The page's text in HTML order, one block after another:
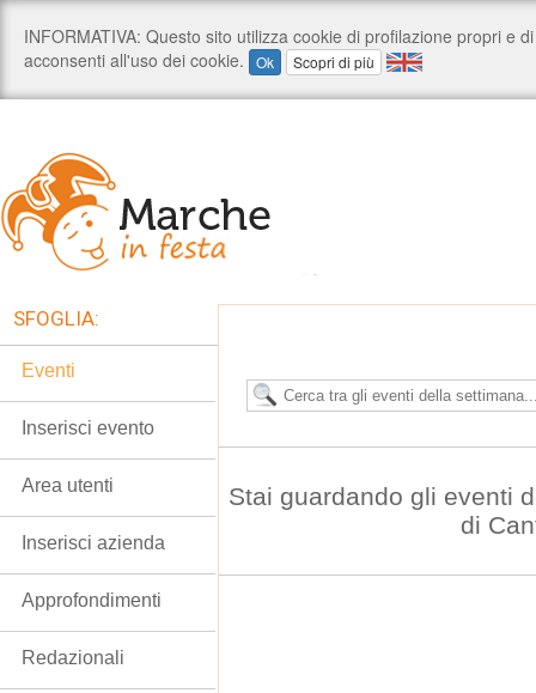
Stai guardando gli eventi
di
SFOGLIA:
Eventi
Inserisci evento
Area utenti
Inserisci azienda
Approfondimenti
Redazionali